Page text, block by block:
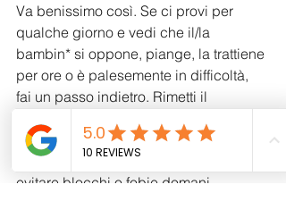
​Va benissimo così. Se ci provi per
qualche giorno e vedi che il/la
bambin* si oppone, piange, la trattiene
per ore o è palesemente in difficoltà,
fai un passo indietro. Rimetti il
settimana o a settembre.
​Rispettare i suoi tempi oggi significa
evitare blocchi o fobie domani.